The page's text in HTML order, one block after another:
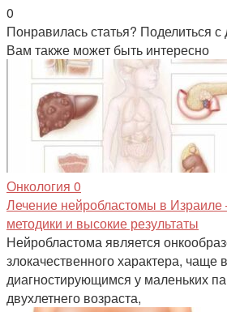
0
Понравилась статья? Поделиться с
Вам также может быть интересно
Онкология 0
Лечение нейробластомы в
методики и высокие результаты
Нейробластома является
злокачественного характера, чаще
диагностирующимся у маленьких
двухлетнего возраста,